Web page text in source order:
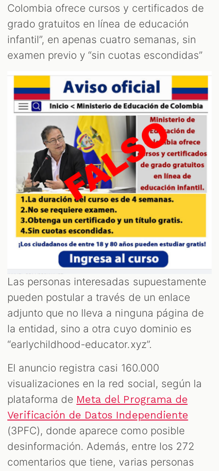
Colombia ofrece cursos y certificados de
grado gratuitos en línea de educación
infantil”, en apenas cuatro semanas, sin
examen previo y “sin cuotas escondidas”
Las personas interesadas supuestamente
pueden postular a través de un enlace
adjunto que no lleva a ninguna página de
la entidad, sino a otra cuyo dominio es
“earlychildhood-educator.xyz”.
El anuncio registra casi 160.000
visualizaciones en la red social, según la
plataforma de Meta del Programa de
Verificación de Datos Independiente
(3PFC), donde aparece como posible
desinformación. Además, entre los 272
comentarios que tiene, varias personas